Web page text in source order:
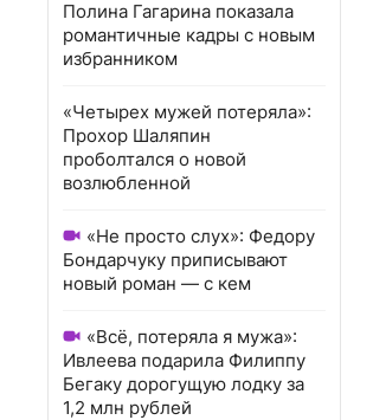
Полина Гагарина показала
романтичные кадры с новым
избранником
«Четырех мужей потеряла»:
Прохор Шаляпин
проболтался о новой
возлюбленной
«Не просто слух»: Федору
Бондарчуку приписывают
новый роман — с кем
«Всё, потеряла я мужа»:
Ивлеева подарила Филиппу
Бегаку дорогущую лодку за
1,2 млн рублей